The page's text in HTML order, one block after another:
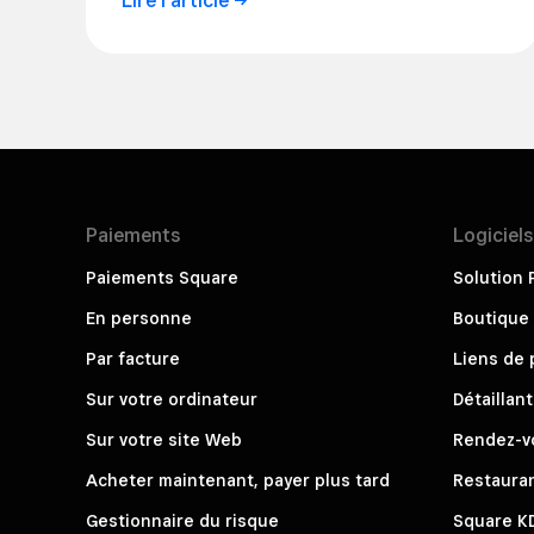
Paiements
Paiements Square
En personne
Par facture
Sur votre ordinateur
Sur votre site Web
Acheter maintenant, payer plus tard
Gestionnaire du risque
Solution
Boutique
Liens de
Rendez-
Square